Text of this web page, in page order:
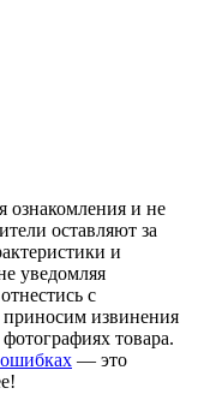
ознакомления и не
оставляют за
и
уведомляя
с
извинения
товара.
— это